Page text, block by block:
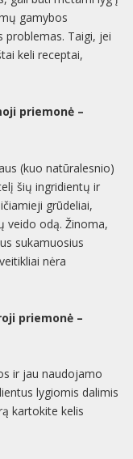
gamybos
problemas. Taigi, jei
keli receptai,
priemonė –
(kuo natūralesnio)
šių ingridientų ir
grūdeliai,
veido odą. Žinoma,
sukamuosius
nėra
priemonė –
ir jau naudojamo
lygiomis dalimis
kartokite kelis